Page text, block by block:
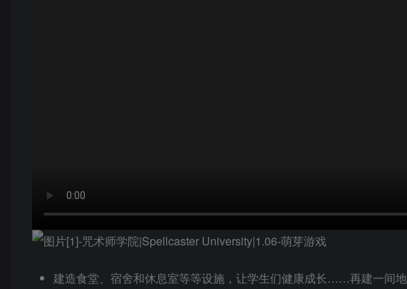
建造食堂、宿舍和休息室等等设施，让学生们健康成长……再建一间地